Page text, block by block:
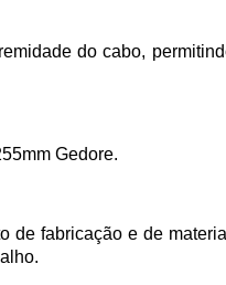
do cabo,
Gedore.
de fabricação e de